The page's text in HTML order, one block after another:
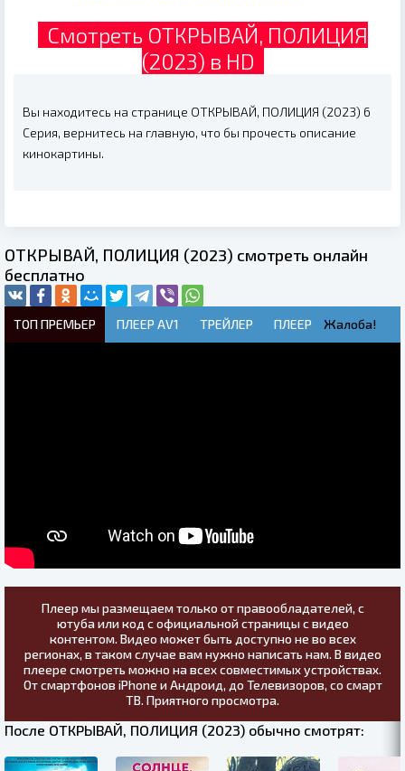
Смотреть ОТКРЫВАЙ, ПОЛИЦИЯ
(2023) в HD
Вы находитесь на странице ОТКРЫВАЙ, ПОЛИЦИЯ (2023) 6
Серия, вернитесь на главную, что бы прочесть описание
кинокартины.
ОТКРЫВАЙ, ПОЛИЦИЯ (2023) смотреть онлайн
бесплатно
ТОП ПРЕМЬЕР ПЛЕЕР AV1 ТРЕЙЛЕР ПЛЕЕР Жалоба!
Плеер мы размещаем только от правообладателей, с
ютуба или код с официальной страницы с видео
контентом. Видео может быть доступно не во всех
регионах, в таком случае вам нужно написать нам. В видео
плеере смотреть можно на всех совместимых устройствах.
От смартфонов iPhone и Андроид, до Телевизоров, со смарт
ТВ. Приятного просмотра.
После ОТКРЫВАЙ, ПОЛИЦИЯ (2023) обычно смотрят: